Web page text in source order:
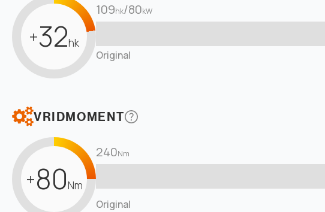
+32hk
109hk/80kW
Original
VRIDMOMENT
+80Nm
240Nm
Original